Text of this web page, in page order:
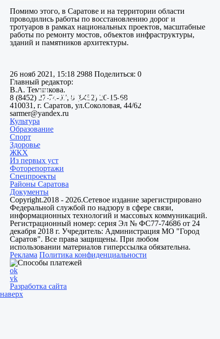
Помимо этого, в Саратове и на территории области
проводились работы по восстановлению дорог и
тротуаров в рамках национальных проектов, масштабные
работы по ремонту мостов, объектов инфраструктуры,
зданий и памятников архитектуры.
26 нояб 2021, 15:18 2988 Поделиться: 0
Панорама Саратова
Главный редактор:
В.А. Темникова.
8 (8452) 27-74-07; 8 (8452) 26-15-68
410031, г. Саратов, ул.Соколовая, 44/62
sarmer@yandex.ru
Культура
Образование
Спорт
Здоровье
ЖКХ
Из пеpвых уст
Фоторепортажи
Спецпроекты
Районы Саратова
Документы
Copyright.2018 - 2026.Сетевое издание зарегистрировано
Федеральной службой по надзору в сфере связи,
информационных технологий и массовых коммуникаций.
Регистрационный номер: серия Эл № ФС77-74686 от 24
декабря 2018 г. Учредитель: Администрация МО "Город
Саратов". Все права защищены. При любом
использовании материалов гиперссылка обязательна.
Реклама Политика конфиденциальности
ok
vk
Разработка сайта
наверх